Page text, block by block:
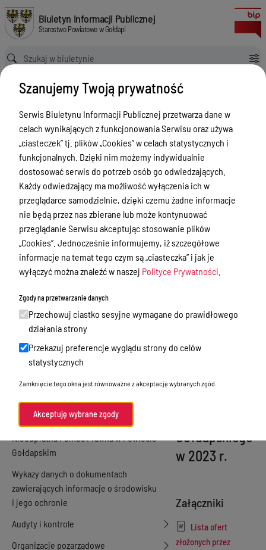
Lista ofert złożonych przez podmioty w ramach otwartego konkursu
Biuletyn Informacji Publicznej Starostwo Powiatowe w Gołdapi
Biuletyn Informacji Publicznej
Starostwo Powiatowe w Gołdapi
Ścieżka powrotu
Strona główna
Organizacje Pozarządowe
Lista ofert złożonych przez podmioty w ramach otwartego konkursu ofert na realizację w formie wsparcia zadań publicznych Powiatu Gołdapskiego w 2023 r.
Organizacje Pozarządowe
Menu Przedmiotowe
Powiat
Rada Powiatu
Zarząd Powiatu
Starostwo Powiatowe
Petycje
Oświadczenia majątkowe
Praca w Starostwie
Akty prawne
Informacje, konkursy, ogłoszenia
Plan postępowań o udzielenie
zamówień publicznych
Menu Podmiotowe
Nieodpłatna Pomoc Prawna w Powiecie
Gołdapskim
Wykazy danych o dokumentach
zawierających informacje o środowisku
i jego ochronie
Audyty i kontrole
Organizacje pozarządowe
Wersja obowiązująca
z dnia15-02-2023
14:34:17
Drukuj
Lista ofert
złożonych
przez
podmioty w
ramach
na realizację w
formie
zadań
Gołdapskiego
w 2023 r.
Załączniki
Lista ofert
złożonych przez
Szanujemy Twoją prywatność
Serwis Biuletynu Informacji Publicznej przetwarza dane w
celach wynikających z funkcjonowania Serwisu oraz używa
„ciasteczek” tj. plików „Cookies” w celach statystycznych i
funkcjonalnych. Dzięki nim możemy indywidualnie
dostosować serwis do potrzeb osób go odwiedzających.
Każdy odwiedzający ma możliwość wyłączenia ich w
przeglądarce samodzielnie, dzięki czemu żadne informacje
nie będą przez nas zbierane lub może kontynuować
przeglądanie Serwisu akceptując stosowanie plików
„Cookies”. Jednocześnie informujemy, iż szczegółowe
informacje na temat tego czym są „ciasteczka” i jak je
wyłączyć można znaleźć w naszej Polityce Prywatności
Zgody na przetwarzanie danych
Przechowuj ciastko sesyjne wymagane do prawidłowego
działania strony
Przekazuj preferencje wyglądu strony do celów
statystycznych
Zamknięcie tego okna jest równoważne z akceptację wybranych zgód.
Akceptuję wybrane zgody